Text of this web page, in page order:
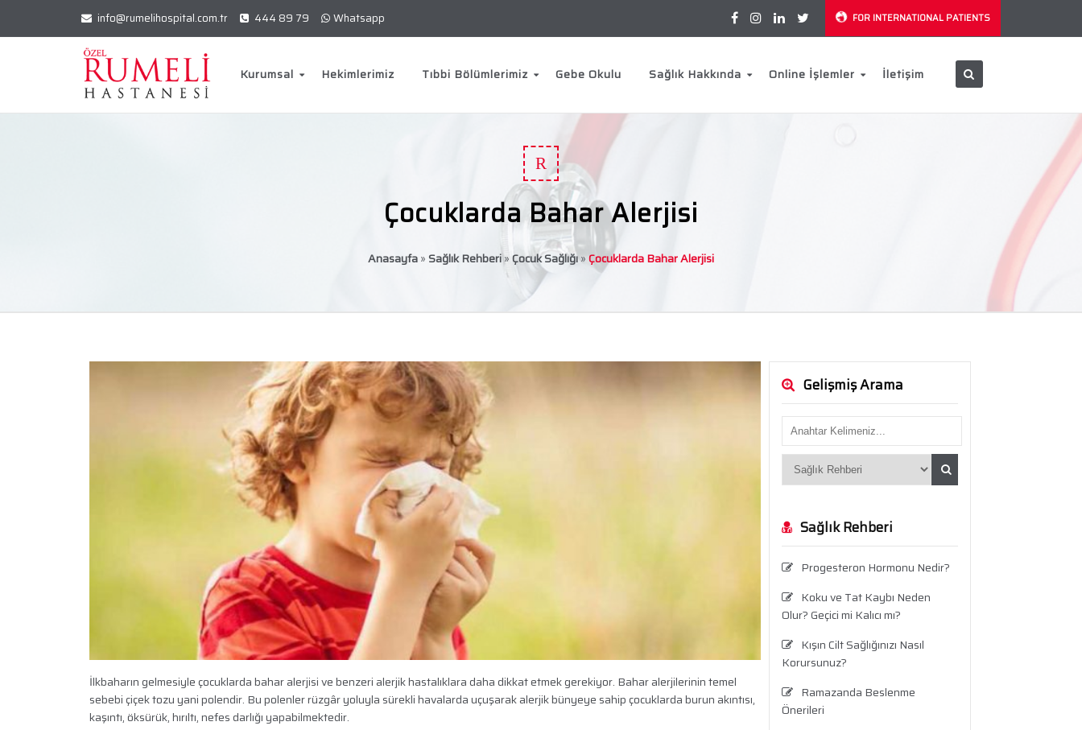
info@rumelihospital.com.tr 444 89 79 Whatsapp FOR INTERNATIONAL PATIENTS
Kurumsal Hekimlerimiz Tıbbi Bölümlerimiz Gebe Okulu Sağlık Hakkında Online İşlemler İletişim
R
Çocuklarda Bahar Alerjisi
Anasayfa» Sağlık Rehberi»Çocuk Sağlığı»Çocuklarda Bahar Alerjisi
İlkbaharın gelmesiyle çocuklarda bahar alerjisi ve benzeri alerjik hastalıklara daha dikkat etmek gerekiyor. Bahar alerjilerinin temel
sebebi çiçek tozu yani polendir. Bu polenler rüzgâr yoluyla sürekli havalarda uçuşarak alerjik bünyeye sahip çocuklarda burun akıntısı,
kaşıntı, öksürük, hırıltı, nefes darlığı yapabilmektedir.
Gelişmiş Arama
Sağlık Rehberi
Progesteron Hormonu Nedir?
Koku ve Tat Kaybı Neden
Olur? Geçici mi Kalıcı mı?
Kışın Cilt Sağlığınızı Nasıl
Korursunuz?
Ramazanda Beslenme
Önerileri